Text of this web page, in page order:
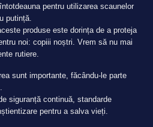
pentru utilizarea scaunelor
putință.
produse este dorința de a proteja
noi: copiii noștri. Vrem să nu mai
rutiere.
sunt importante, făcându-le parte
siguranță continuă, standarde
pentru a salva vieți.